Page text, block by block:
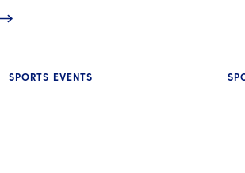
SPORTS EVENTS